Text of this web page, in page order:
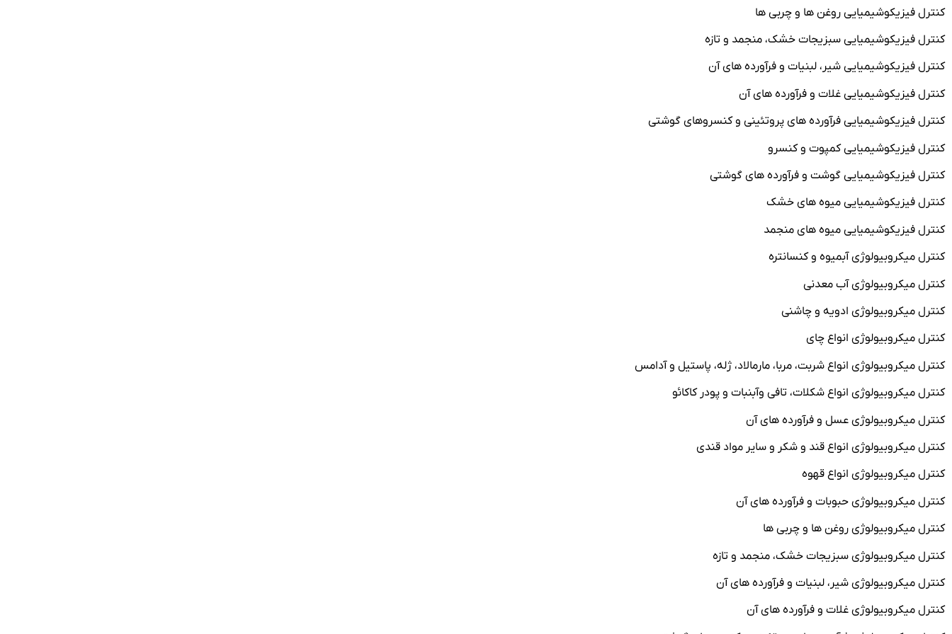
کنترل فیزیکوشیمیایی روغن ها و چربی ها
کنترل فیزیکوشیمیایی سبزیجات خشک، منجمد و تازه
کنترل فیزیکوشیمیایی شیر، لبنیات و فرآورده های آن
کنترل فیزیکوشیمیایی غلات و فرآورده های آن
کنترل فیزیکوشیمیایی فرآورده های پروتئینی و کنسروهای گوشتی
کنترل فیزیکوشیمیایی کمپوت و کنسرو
کنترل فیزیکوشیمیایی گوشت و فرآورده های گوشتی
کنترل فیزیکوشیمیایی میوه های خشک
کنترل فیزیکوشیمیایی میوه های منجمد
کنترل میکروبیولوژی آبمیوه و کنسانتره
کنترل میکروبیولوژی آب معدنی
کنترل میکروبیولوژی ادویه و چاشنی
کنترل میکروبیولوژی انواع چای
کنترل میکروبیولوژی انواع شربت، مربا، مارمالاد، ژله، پاستیل و آدامس
کنترل میکروبیولوژی انواع شکلات، تافی وآبنبات و پودر کاکائو
کنترل میکروبیولوژی عسل و فرآورده های آن
کنترل میکروبیولوژی انواع قند و شکر و سایر مواد قندی
کنترل میکروبیولوژی انواع قهوه
کنترل میکروبیولوژی حبوبات و فرآورده های آن
کنترل میکروبیولوژی روغن ها و چربی ها
کنترل میکروبیولوژی سبزیجات خشک، منجمد و تازه
کنترل میکروبیولوژی شیر، لبنیات و فرآورده های آن
کنترل میکروبیولوژی غلات و فرآورده های آن